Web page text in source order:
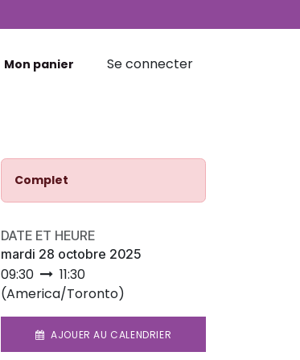
Mon panier Se connecter
Complet
DATE ET HEURE
mardi 28 octobre 2025
09:30
11:30
(America/Toronto)
AJOUER AU CALENDRIER